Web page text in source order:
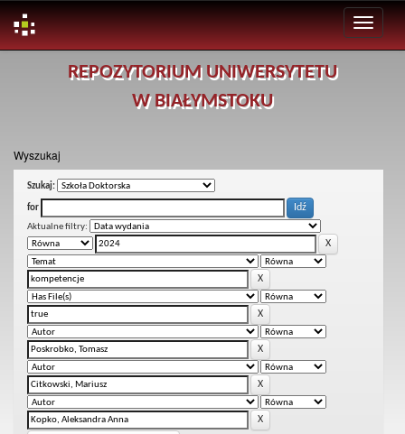
REPOZYTORIUM UNIWERSYTETU
W BIAŁYMSTOKU
Wyszukaj
Szukaj:
for
Aktualne filtry: